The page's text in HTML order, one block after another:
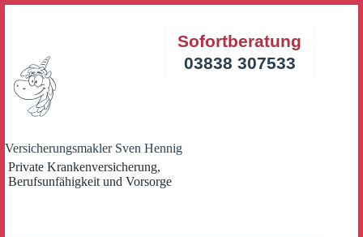
Versicherungsmakler Sven Hennig
Private Krankenversicherung,
Berufsunfähigkeit und Vorsorge
Sofortberatung
03838 307533